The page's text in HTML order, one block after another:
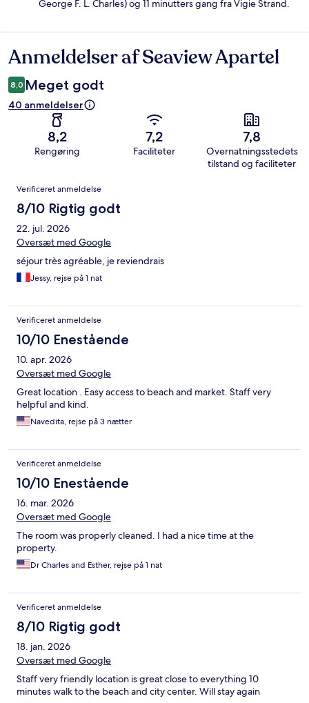
George F. L. Charles) og 11 minutters gang fra Vigie Strand.
Anmeldelser
Anmeldelser af Seaview Apartel
8,0 Meget godt
40 anmeldelser
8,2
Rengøring
7,2
Faciliteter
7,8
Overnatningsstedets
tilstand og faciliteter
Anmeldelser
Verificeret anmeldelse
8/10 Rigtig godt
22. jul. 2026
Oversæt med Google
séjour très agréable, je reviendrais
Jessy, rejse på 1 nat
Verificeret anmeldelse
10/10 Enestående
10. apr. 2026
Oversæt med Google
Great location . Easy access to beach and market. Staff very
helpful and kind.
Navedita, rejse på 3 nætter
Verificeret anmeldelse
10/10 Enestående
16. mar. 2026
Oversæt med Google
The room was properly cleaned. I had a nice time at the
property.
Dr Charles and Esther, rejse på 1 nat
Verificeret anmeldelse
8/10 Rigtig godt
18. jan. 2026
Oversæt med Google
Staff very friendly location is great close to everything 10
minutes walk to the beach and city center. Will stay again